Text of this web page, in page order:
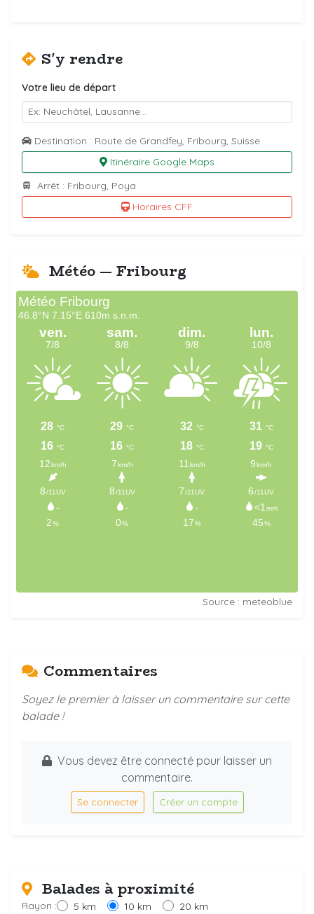
S'y rendre
Votre lieu de départ
Destination : Route de Grandfey, Fribourg, Suisse
Itinéraire Google Maps
Arrêt : Fribourg, Poya
Horaires CFF
Météo — Fribourg
Source : meteoblue
Commentaires
Soyez le premier à laisser un commentaire sur cette
balade !
Vous devez être connecté pour laisser un
commentaire.
Se connecter Créer un compte
Balades à proximité
Rayon : 5 km 10 km 20 km